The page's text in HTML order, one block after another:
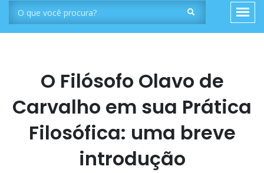
O Filósofo Olavo de
Carvalho em sua Prática
Filosófica: uma breve
introdução